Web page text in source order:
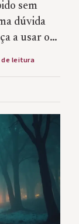
sem
dúvida
a usar o…
de leitura